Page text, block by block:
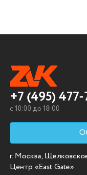
+7 (495)
c 10:00 до 18:00
г. Москва,
Центр «East Gate»